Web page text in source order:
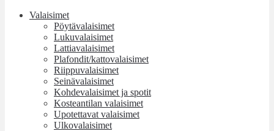
Valaisimet
Pöytävalaisimet
Lukuvalaisimet
Lattiavalaisimet
Plafondit/kattovalaisimet
Riippuvalaisimet
Seinävalaisimet
Kohdevalaisimet ja spotit
Kosteantilan valaisimet
Upotettavat valaisimet
Ulkovalaisimet